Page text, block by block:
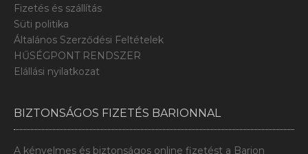
Fizetés és szállítás
Süti politika
Általános Szerződési Feltételek
HŰSÉGPONT RENDSZER
Elállási nyilatkozat
BIZTONSÁGOS FIZETÉS BARIONNAL
A kényelmes és biztonságos online fizetést a Barion